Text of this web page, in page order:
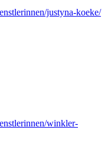
justyna-koeke/
winkler-